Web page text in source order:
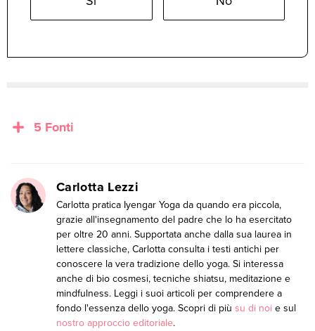
5 Fonti
Carlotta Lezzi
Carlotta pratica Iyengar Yoga da quando era piccola,
grazie all'insegnamento del padre che lo ha esercitato
per oltre 20 anni. Supportata anche dalla sua laurea in
lettere classiche, Carlotta consulta i testi antichi per
conoscere la vera tradizione dello yoga. Si interessa
anche di bio cosmesi, tecniche shiatsu, meditazione e
mindfulness. Leggi i suoi articoli per comprendere a
fondo l'essenza dello yoga. Scopri di più su di noi e sul
nostro approccio editoriale.